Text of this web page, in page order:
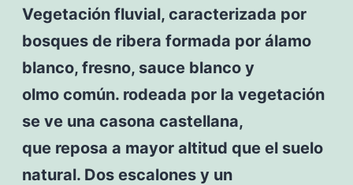
Vegetación fluvial, caracterizada por
bosques de ribera formada por álamo
blanco, fresno, sauce blanco y
olmo común. rodeada por la vegetación
se ve una casona castellana,
que reposa a mayor altitud que el suelo
natural. Dos escalones y un